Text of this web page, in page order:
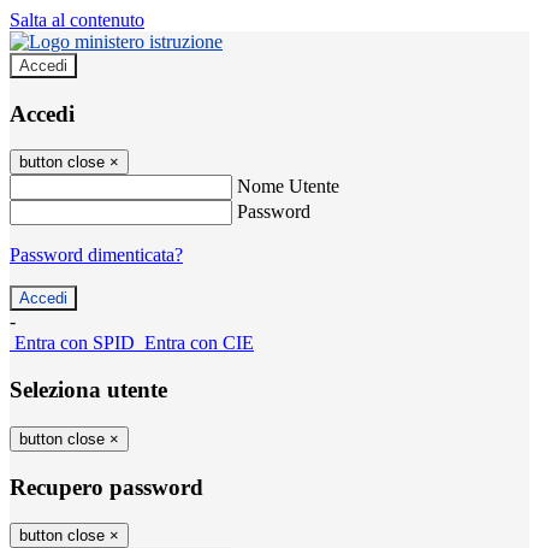
Salta al contenuto
Accedi
Accedi
button close ×
Nome Utente
Password
Password dimenticata?
-
Entra con SPID Entra con CIE
Seleziona utente
button close ×
Recupero password
button close ×